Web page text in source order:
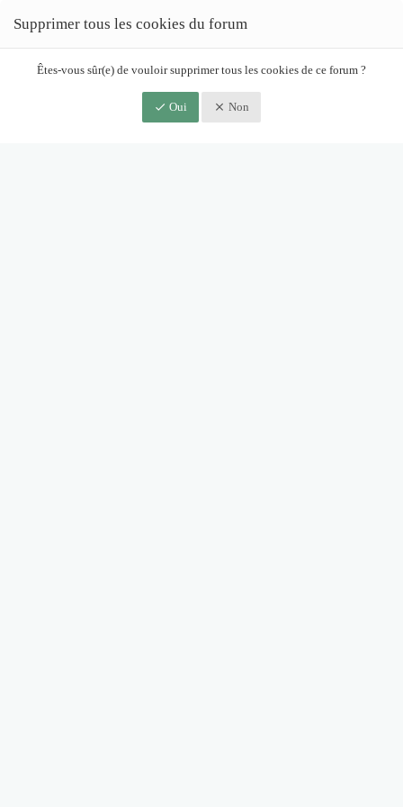
Supprimer tous les cookies du forum
Êtes-vous sûr(e) de vouloir supprimer tous les cookies de ce forum ?
Oui Non